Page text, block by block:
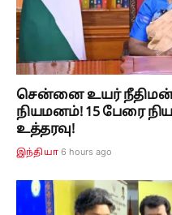
சென்னை உயர் நீதிமன்ற
நியமனம்! 15 பேரை
உத்தரவு!
இந்தியா 6 hours ago